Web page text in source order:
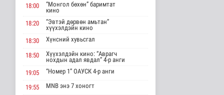
материал” нийлүүлэх
нийлүүлэгчийг ..
Нийгэм
төслийг бүрэн
хэрэгжүүлснээр ..
18:00
“Монгол бөхөн” баримтат
кино
18:20
“Эвтэй дөрвөн амьтан”
хүүхэлдэйн кино
18:30
Хүнсний хувьсгал
18:50
Хүүхэлдэйн кино: “Аврагч
нохдын адал явдал” 4-р анги
19:05
“Номер 1” ОАУСК 4-р анги
19:55 MNB энэ 7 хоногт